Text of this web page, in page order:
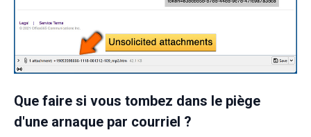
Que faire si vous tombez dans le piège
d'une arnaque par courriel ?